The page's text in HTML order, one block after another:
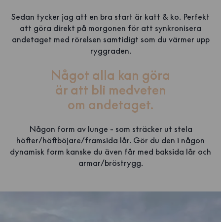
Sedan tycker jag att en bra start är katt & ko. Perfekt
att göra direkt på morgonen för att synkronisera
andetaget med rörelsen samtidigt som du värmer upp
ryggraden.
Något alla kan göra
är att bli medveten
om andetaget.
Någon form av lunge - som sträcker ut stela
höfter/höftböjare/framsida lår. Gör du den i någon
dynamisk form kanske du även får med baksida lår och
armar/bröstrygg.